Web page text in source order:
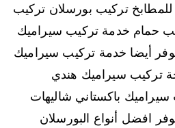
تركيب بورسلان تركيب
حمام خدمة تركيب سيراميك
أيضا خدمة تركيب سيراميك
تركيب سيراميك هندي
باكستاني شاليهات
افضل أنواع البورسلان